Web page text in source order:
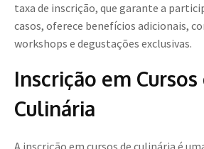
taxa de inscrição, que garante a
casos, oferece benefícios adicionais,
workshops e degustações exclusivas.
Inscrição em Cursos
Culinária